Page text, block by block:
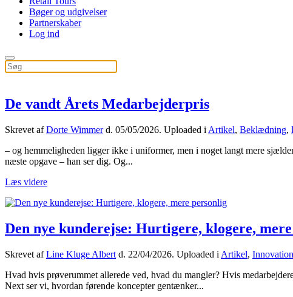
Bøger og udgivelser
Partnerskaber
Log ind
De vandt Årets Medarbejderpris
Skrevet afDorte Wimmerd. 05/05/2026. Uploaded i Artikel, Beklædning,
– og hemmeligheden ligger ikke i uniformer, men i noget langt mere
næste opgave – han ser dig. Og...
Læs videre
Den nye kunderejse: Hurtigere, klogere,
Skrevet afLine Kluge Albert d. 22/04/2026. Uploaded i Artikel, Innovation
Hvad hvis prøverummet allerede ved, hvad du mangler? Hvis
Next ser vi, hvordan førende koncepter gentænker...